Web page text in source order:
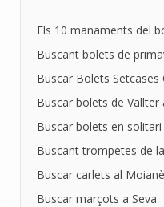
Els 10 manaments del
Buscant bolets de
Buscar Bolets Setcases
Buscar bolets de Vallter
Buscar bolets en solitari
Buscant trompetes de
Buscar carlets al
Buscar marçots a Seva